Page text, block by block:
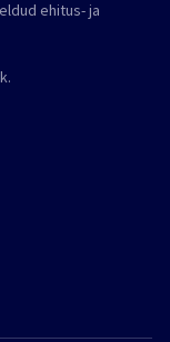
ehitus- ja